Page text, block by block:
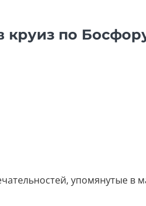
круиз по
упомянутые в